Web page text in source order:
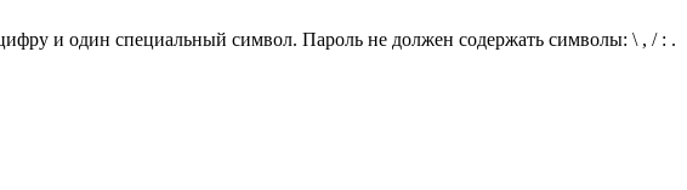
и один специальный символ. Пароль не должен содержать символы: \ , / : .